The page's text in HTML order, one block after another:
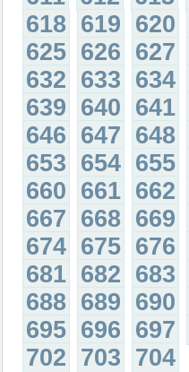
618 619 620
625 626 627
632 633 634
639 640 641
646 647 648
653 654 655
660 661 662
667 668 669
674 675 676
681 682 683
688 689 690
695 696 697
702 703 704